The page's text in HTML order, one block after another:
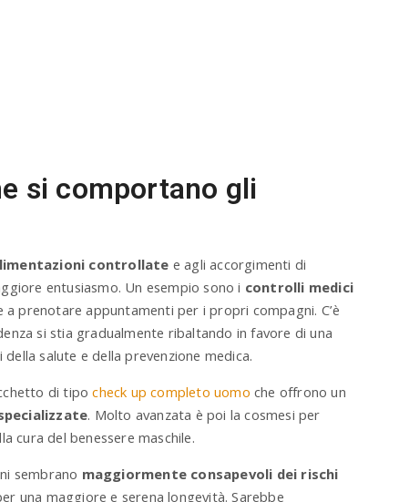
si comportano gli
controllate e agli accorgimenti di
entusiasmo. Un esempio sono i controlli medici
prenotare appuntamenti per i propri compagni. C’è
si stia gradualmente ribaltando in favore di una
salute e della prevenzione medica.
di tipocheck up completo uomo che offrono un
. Molto avanzata è poi la cosmesi per
cura del benessere maschile.
sembrano maggiormente consapevoli dei rischi
una maggiore e serena longevità. Sarebbe